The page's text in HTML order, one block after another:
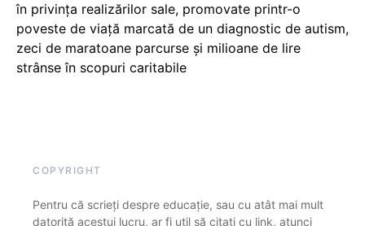
în privința realizărilor sale, promovate printr-o
poveste de viață marcată de un diagnostic de autism,
zeci de maratoane parcurse și milioane de lire
strânse în scopuri caritabile
COPYRIGHT
Pentru că scrieți despre educație, sau cu atât mai mult
datorită acestui lucru, ar fi util să citați cu link, atunci